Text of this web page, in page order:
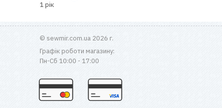
1 рік
© sewmir.com.ua 2026 г.
Графік роботи магазину:
Пн-Сб 10:00 - 17:00